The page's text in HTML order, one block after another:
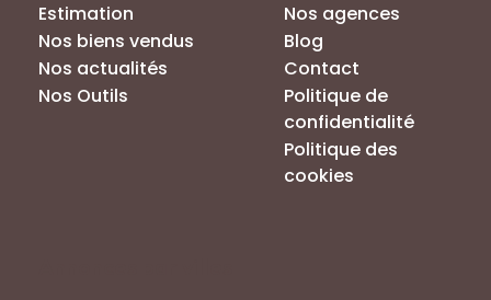
Estimation
Nos biens vendus
Nos actualités
Nos Outils
Nos agences
Blog
Contact
Politique de
confidentialité
Politique des
cookies